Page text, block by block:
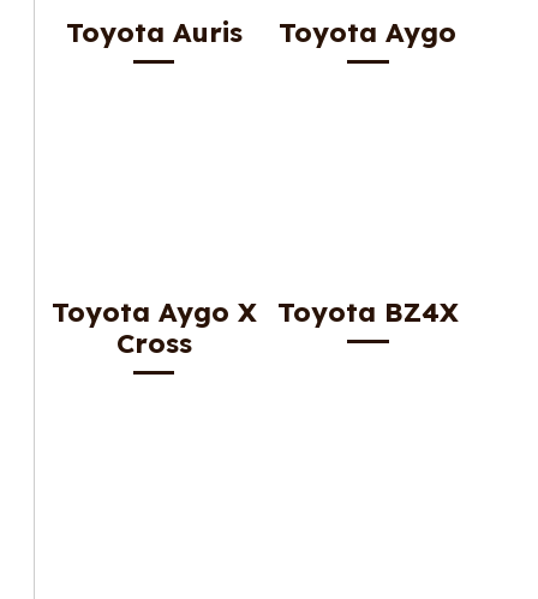
Toyota Auris Toyota Aygo
Toyota Aygo X
Cross
Toyota BZ4X